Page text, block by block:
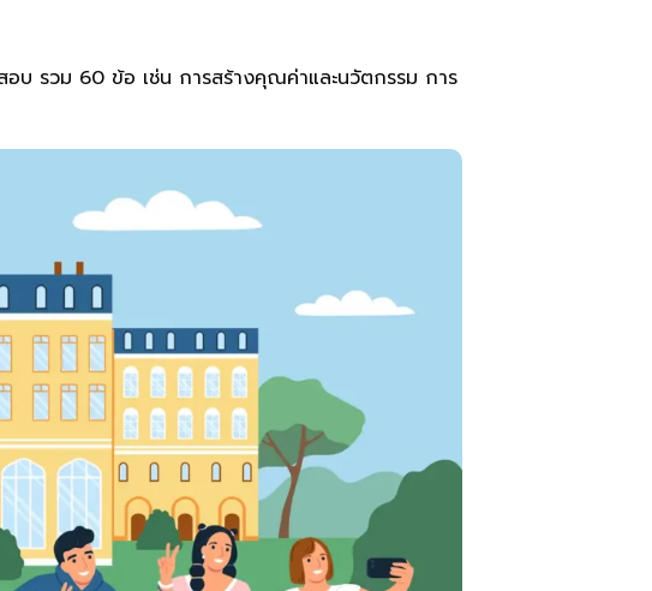
บ รวม 60 ข้อ เช่น การสร้างคุณค่าและนวัตกรรม การ